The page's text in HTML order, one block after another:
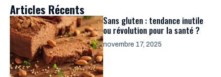
Articles Récents
Sans gluten : tendance inutile
ou révolution pour la santé ?
novembre 17, 2025